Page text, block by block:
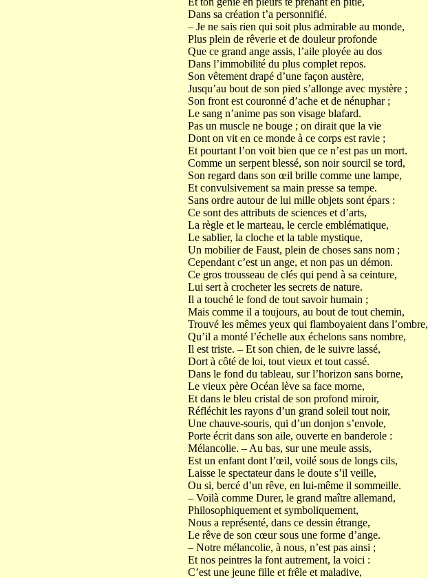
Dans sa création t’a personnifié.
– Je ne sais rien qui soit plus admirable au monde,
Plus plein de rêverie et de douleur profonde
Que ce grand ange assis, l’aile ployée au dos
Dans l’immobilité du plus complet repos.
Son vêtement drapé d’une façon austère,
Jusqu’au bout de son pied s’allonge avec mystère ;
Son front est couronné d’ache et de nénuphar ;
Le sang n’anime pas son visage blafard.
Pas un muscle ne bouge ; on dirait que la vie
Dont on vit en ce monde à ce corps est ravie ;
Et pourtant l’on voit bien que ce n’est pas un mort.
Comme un serpent blessé, son noir sourcil se tord,
Son regard dans son œil brille comme une lampe,
Et convulsivement sa main presse sa tempe.
Sans ordre autour de lui mille objets sont épars :
Ce sont des attributs de sciences et d’arts,
La règle et le marteau, le cercle emblématique,
Le sablier, la cloche et la table mystique,
Un mobilier de Faust, plein de choses sans nom ;
Cependant c’est un ange, et non pas un démon.
Ce gros trousseau de clés qui pend à sa ceinture,
Lui sert à crocheter les secrets de nature.
Il a touché le fond de tout savoir humain ;
Mais comme il a toujours, au bout de tout chemin,
Trouvé les mêmes yeux qui flamboyaient dans l’ombre,
Qu’il a monté l’échelle aux échelons sans nombre,
Il est triste. – Et son chien, de le suivre lassé,
Dort à côté de loi, tout vieux et tout cassé.
Dans le fond du tableau, sur l’horizon sans borne,
Le vieux père Océan lève sa face morne,
Et dans le bleu cristal de son profond miroir,
Réfléchit les rayons d’un grand soleil tout noir,
Une chauve-souris, qui d’un donjon s’envole,
Porte écrit dans son aile, ouverte en banderole :
Mélancolie. – Au bas, sur une meule assis,
Est un enfant dont l’œil, voilé sous de longs cils,
Laisse le spectateur dans le doute s’il veille,
Ou si, bercé d’un rêve, en lui-même il sommeille.
– Voilà comme Durer, le grand maître allemand,
Philosophiquement et symboliquement,
Nous a représenté, dans ce dessin étrange,
Le rêve de son cœur sous une forme d’ange.
– Notre mélancolie, à nous, n’est pas ainsi ;
Et nos peintres la font autrement, la voici :
C’est une jeune fille et frêle et maladive,